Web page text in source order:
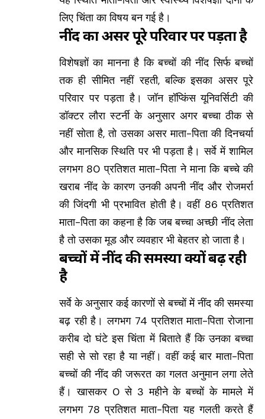
लिए चिंता का विषय बन गई है।
नींद का असर पूरे परिवार पर पड़ता है
विशेषज्ञों का मानना है कि बच्चों की नींद सिर्फ बच्चों
तक ही सीमित नहीं रहती, बल्कि इसका असर पूरे
परिवार पर पड़ता है। जॉन हॉप्किंस यूनिवर्सिटी की
डॉक्टर लौरा स्टर्नी के अनुसार अगर बच्चा ठीक से
नहीं सोता है, तो उसका असर माता-पिता की दिनचर्या
और मानसिक स्थिति पर भी पड़ता है। सर्वे में शामिल
लगभग 80 प्रतिशत माता-पिता ने माना कि बच्चे की
खराब नींद के कारण उनकी अपनी नींद और रोजमर्रा
की जिंदगी भी प्रभावित होती है। वहीं 86 प्रतिशत
माता-पिता का कहना है कि जब बच्चा अच्छी नींद लेता
है तो उसका मूड और व्यवहार भी बेहतर हो जाता है।
बच्चों में नींद की समस्या क्यों बढ़ रही
है
सर्वे के अनुसार कई कारणों से बच्चों में नींद की समस्या
बढ़ रही है। लगभग 74 प्रतिशत माता-पिता रोजाना
करीब दो घंटे इस चिंता में बिताते हैं कि उनका बच्चा
सही से सो रहा है या नहीं। वहीं कई बार माता-पिता
बच्चों की नींद की जरूरत का गलत अनुमान लगा लेते
हैं। खासकर 0 से 3 महीने के बच्चों के मामले में
लगभग 78 प्रतिशत माता-पिता यह गलती करते हैं